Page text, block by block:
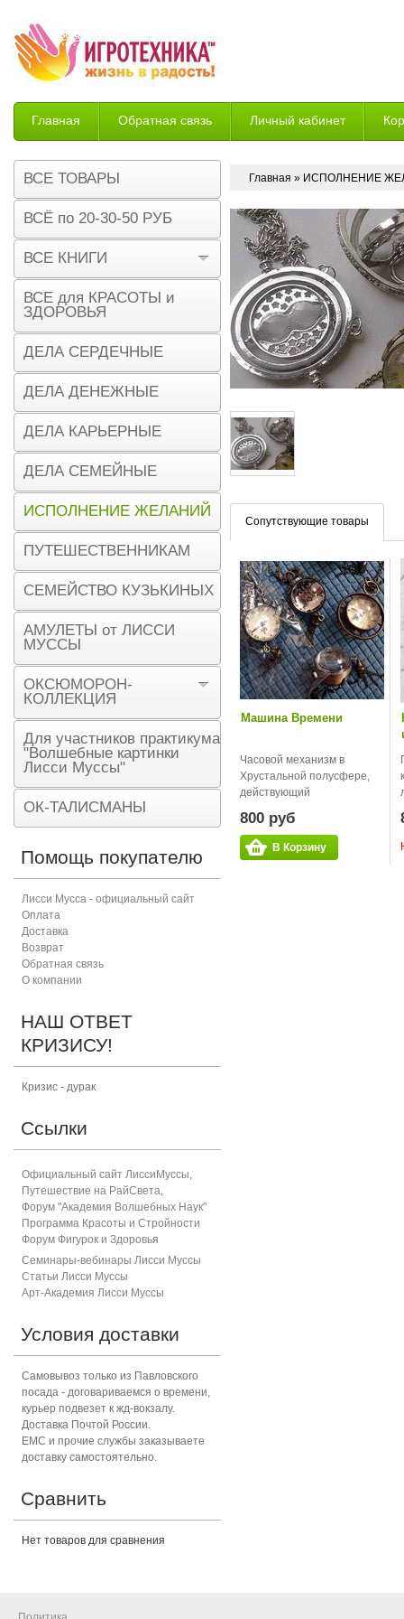
Главная Обратная связь Личный кабинет
Возврат
Главная » ИСПОЛНЕНИЕ
Сопутствующие товары
Машина Времени
Часовой механизм в
Хрустальной полусфере,
действующий
800 руб
В Корзину
ВСЕ ТОВАРЫ
ВСЁ по 20-30-50 РУБ
ВСЕ КНИГИ
ВСЕ для КРАСОТЫ и
ЗДОРОВЬЯ
ДЕЛА СЕРДЕЧНЫЕ
ДЕЛА ДЕНЕЖНЫЕ
ДЕЛА КАРЬЕРНЫЕ
ДЕЛА СЕМЕЙНЫЕ
ИСПОЛНЕНИЕ ЖЕЛАНИЙ
ПУТЕШЕСТВЕННИКАМ
СЕМЕЙСТВО КУЗЬКИНЫХ
АМУЛЕТЫ от ЛИССИ
МУССЫ
ОКСЮМОРОН-
КОЛЛЕКЦИЯ
Для участников практикума
"Волшебные картинки
Лисси Муссы"
ОК-ТАЛИСМАНЫ
Помощь покупателю
Лисси Мусса - официальный сайт
Оплата
Доставка
Возврат
Обратная связь
О компании
НАШ ОТВЕТ
КРИЗИСУ!
Кризис - дурак
Ссылки
Официальный сайт ЛиссиМуссы,
Путешествие на РайСвета,
Форум "Академия Волшебных Наук"
Программа Красоты и Стройности
Форум Фигурок и Здоровья
Семинары-вебинары Лисси Муссы
Статьи Лисси Муссы
Арт-Академия Лисси Муссы
Условия доставки
Самовывоз только из Павловского
посада - договариваемся о времени,
курьер подвезет к жд-вокзалу.
Доставка Почтой России.
ЕМС и прочие службы заказываете
доставку самостоятельно.
Сравнить
Нет товаров для сравнения